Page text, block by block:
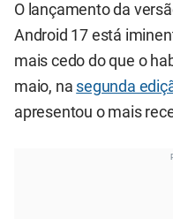
O lançamento da
Android 17 está
mais cedo do que o
maio, na segunda
apresentou o mais